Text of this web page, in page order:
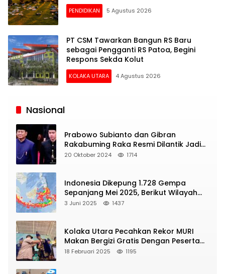
PENDIDIKAN 5 Agustus 2026
PT CSM Tawarkan Bangun RS Baru
sebagai Pengganti RS Patoa, Begini
Respons Sekda Kolut
KOLAKA UTARA 4 Agustus 2026
Siaran
Nasional
Prabowo Subianto dan Gibran
Rakabuming Raka Resmi Dilantik Jadi
Presiden dan Wapres RI
20 Oktober 2024 1714
Indonesia Dikepung 1.728 Gempa
Sepanjang Mei 2025, Berikut Wilayah
Yang Intens Diguncang!
3 Juni 2025 1437
Kolaka Utara Pecahkan Rekor MURI
Makan Bergizi Gratis Dengan Peserta
Terbanyak
18 Februari 2025 1195